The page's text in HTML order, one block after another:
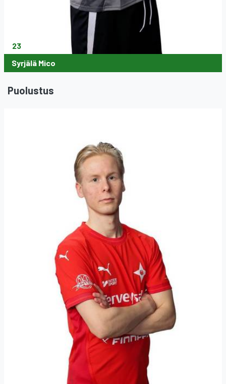
23
Syrjälä Mico
Puolustus